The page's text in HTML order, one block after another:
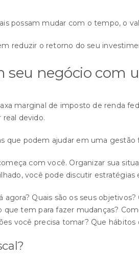
possam mudar com o tempo, o
reduzir o retorno do seu
seu negócio com
marginal de imposto de renda
real devido.
que podem ajudar em uma gestão
com você. Organizar sua
você pode discutir estratégias
agora? Quais são os seus
que tem para fazer mudanças?
você precisa tomar? Que